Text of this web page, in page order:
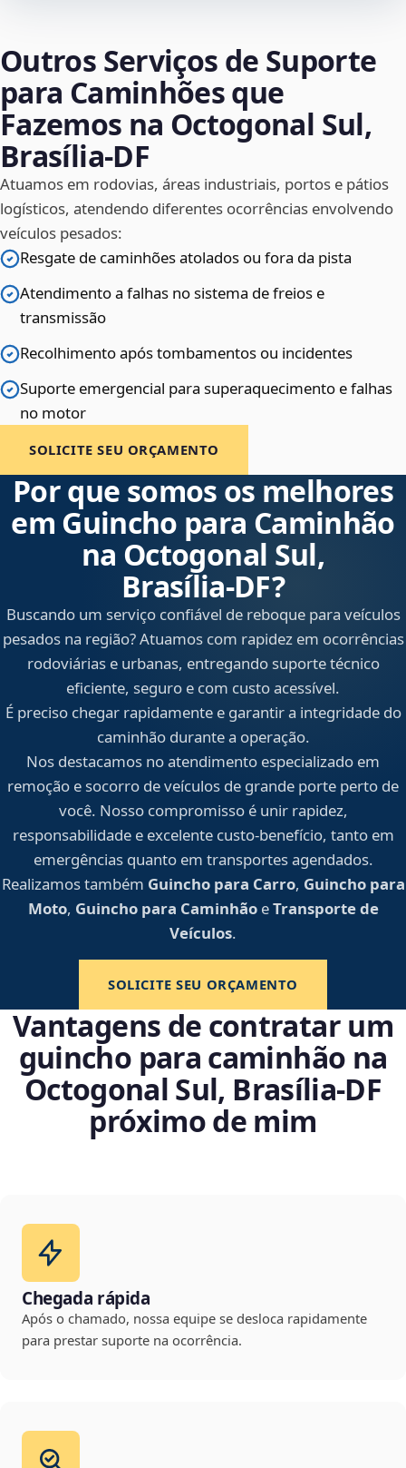
Outros Serviços de Suporte
para Caminhões que
Fazemos na Octogonal Sul,
Brasília‑DF
Atuamos em rodovias, áreas industriais, portos e pátios
logísticos, atendendo diferentes ocorrências envolvendo
veículos pesados:
Resgate de caminhões atolados ou fora da pista
Atendimento a falhas no sistema de freios e
transmissão
Recolhimento após tombamentos ou incidentes
Suporte emergencial para superaquecimento e falhas
no motor
SOLICITE SEU ORÇAMENTO
Por que somos os melhores
em Guincho para Caminhão
na Octogonal Sul,
Brasília‑DF?
Buscando um serviço confiável de reboque para veículos
pesados na região? Atuamos com rapidez em ocorrências
rodoviárias e urbanas, entregando suporte técnico
eficiente, seguro e com custo acessível.
É preciso chegar rapidamente e garantir a integridade do
caminhão durante a operação.
Nos destacamos no atendimento especializado em
remoção e socorro de veículos de grande porte perto de
você. Nosso compromisso é unir rapidez,
responsabilidade e excelente custo-benefício, tanto em
emergências quanto em transportes agendados.
Realizamos também Guincho para Carro, Guincho para
Moto, Guincho para CaminhãoeTransporte de
Veículos.
SOLICITE SEU ORÇAMENTO
Vantagens de contratar um
guincho para caminhão na
Octogonal Sul, Brasília‑DF
próximo de mim
Chegada rápida
Após o chamado, nossa equipe se desloca rapidamente
para prestar suporte na ocorrência.